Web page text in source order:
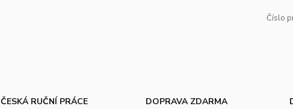
Číslo
ČESKÁ RUČNÍ PRÁCE
DOPRAVA ZDARMA